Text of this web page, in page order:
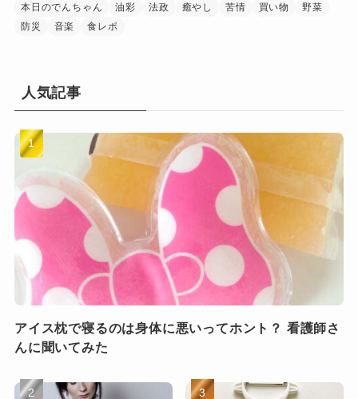
本日のでんちゃん
油彩 法政 癒やし 苦情 買い物
野菜
防災
音楽 食レポ
人気記事
アイス枕で寝るのは身体に悪いってホント？ 看護師さ
んに聞いてみた